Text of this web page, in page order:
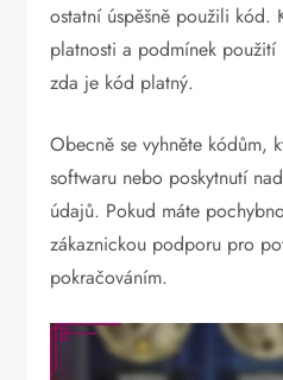
ostatní úspěšně použili kód.
platnosti a podmínek
zda je kód platný.
Obecně se vyhněte kódům,
softwaru nebo poskytnutí
údajů. Pokud máte
zákaznickou podporu pro
pokračováním.